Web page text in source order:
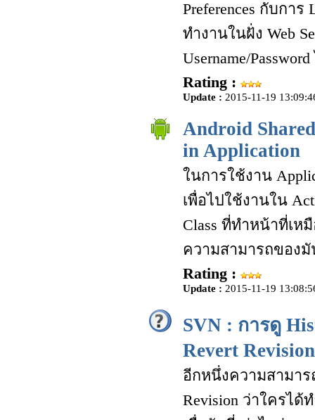
Preferences กับการ
ทำงานในฝั่ง Web
Username/
Rating :
Update : 2015-11-19
Android
in Application
ในการใช้งาน
เพื่อไปใช้งานใน
Class ที่ทำหน้าที่เห
ความสามารถของมั
Rating :
Update : 2015-11-19
SVN : การดู
Revert Revision
อีกหนึ่งความสามาร
Revision ว่าใครไ